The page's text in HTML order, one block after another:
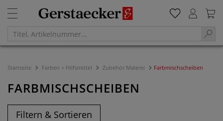
Startseite Farben + Hilfsmittel Zubehör Malerei Farbmischscheiben
FARBMISCHSCHEIBEN
Filtern & Sortieren